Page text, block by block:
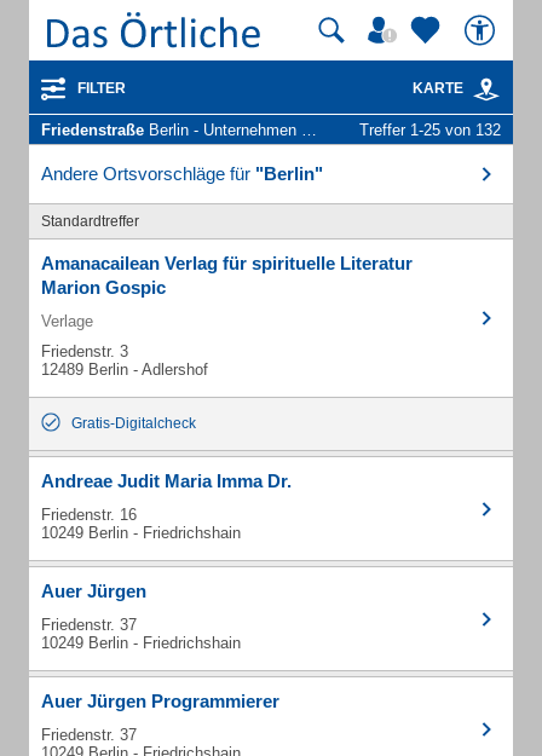
FILTER KARTE
Friedenstraße Berlin - Unternehmen und Personen Treffer 1-25 von 132
Andere Ortsvorschläge für "Berlin"
Standardtreffer
Amanacailean Verlag für spirituelle Literatur
Marion Gospic
Verlage
Friedenstr. 3
12489 Berlin - Adlershof
Gratis-Digitalcheck
Andreae Judit Maria Imma Dr.
Friedenstr. 16
10249 Berlin - Friedrichshain
Auer Jürgen
Friedenstr. 37
10249 Berlin - Friedrichshain
Auer Jürgen Programmierer
Friedenstr. 37